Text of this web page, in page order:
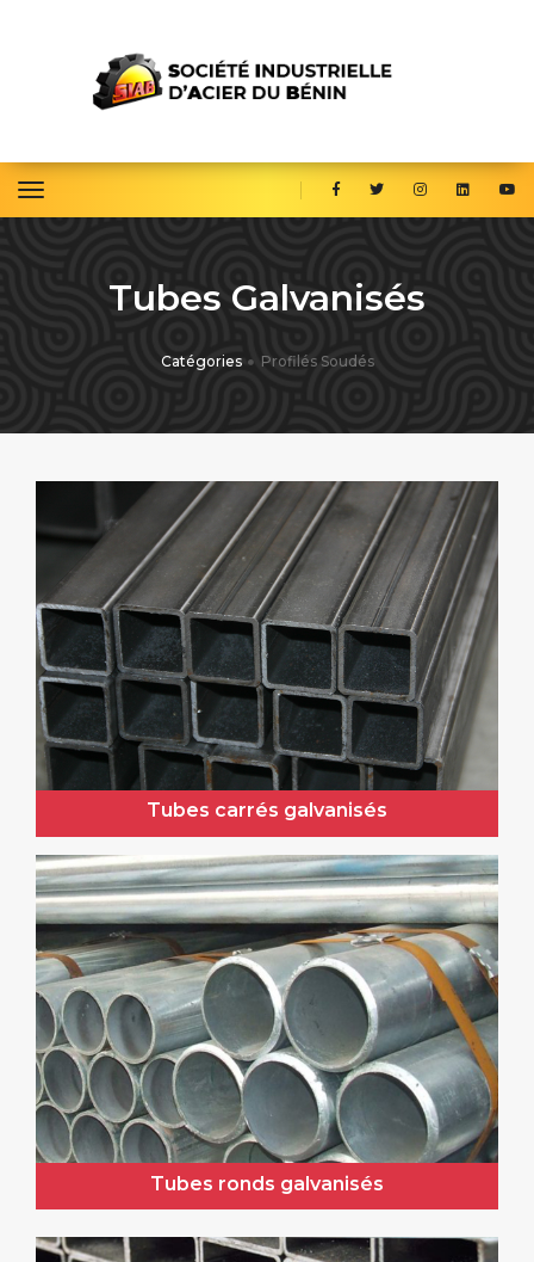
toggle navigation
Tubes Galvanisés
Catégories Profilés Soudés
Tubes carrés galvanisés
Tubes ronds galvanisés